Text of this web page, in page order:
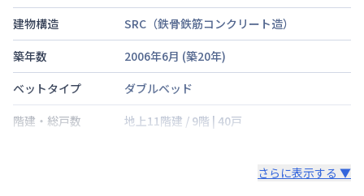
建物構造
SRC（鉄骨鉄筋コンクリート造）
築年数
2006年6月 (築20年)
ベットタイプ
ダブルベッド
階建・総戸数
地上11階建 / 9階 | 40戸
さらに表示する ▼